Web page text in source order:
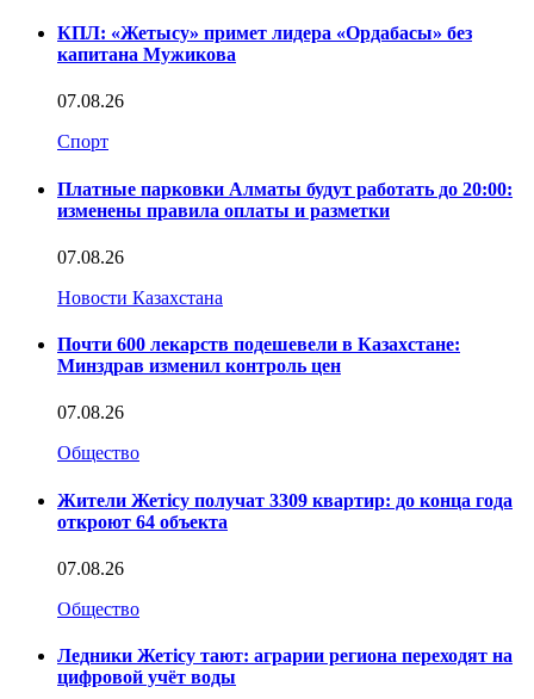
КПЛ: «Жетысу» примет лидера «Ордабасы» без
капитана Мужикова
07.08.26
Спорт
Платные парковки Алматы будут работать до 20:00:
изменены правила оплаты и разметки
07.08.26
Новости Казахстана
Почти 600 лекарств подешевели в Казахстане:
Минздрав изменил контроль цен
07.08.26
Общество
Жители Жетісу получат 3309 квартир: до конца года
откроют 64 объекта
07.08.26
Общество
Ледники Жетісу тают: аграрии региона переходят на
цифровой учёт воды